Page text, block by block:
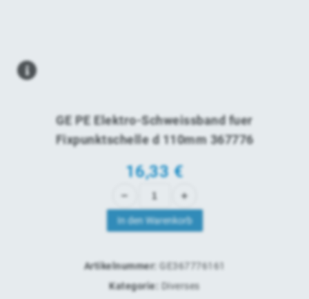
GE PE Elektro-Schweissband fuer
Fixpunktschelle d 110mm 367776
16,33€
In den Warenkorb
Artikelnummer:
GE367776161
Kategorie:
Diverses